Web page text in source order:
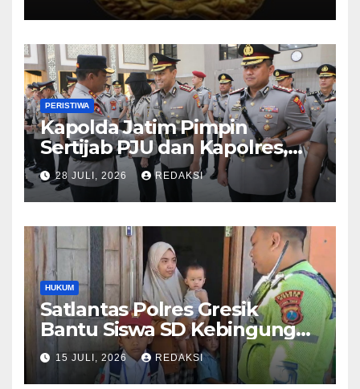
PERISTIWA
Kapolda Jatim Pimpin
Sertijab PJU dan Kapolres,
Perkuat Regenerasi
Kepemimpinan dan
Pelayanan Presisi
28 JULI, 2026 REDAKSI
HUKUM
Satlantas Polres Gresik
Bantu Siswa SD Kebingungan
Saat Pulang Sekolah,
Langsung Diantar ke Rumah
15 JULI, 2026 REDAKSI